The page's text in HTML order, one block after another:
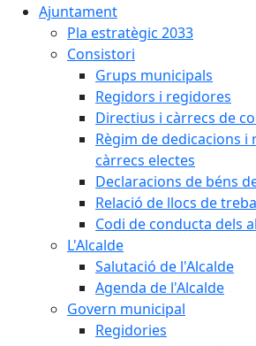
Ajuntament
Pla estratègic 2033
Consistori
Grups municipals
Regidors i regidores
Directius i càrrecs de
Règim de dedicacions
càrrecs electes
Declaracions de béns
Relació de llocs de
Codi de conducta dels
L'Alcalde
Salutació de l'Alcalde
Agenda de l'Alcalde
Govern municipal
Regidories